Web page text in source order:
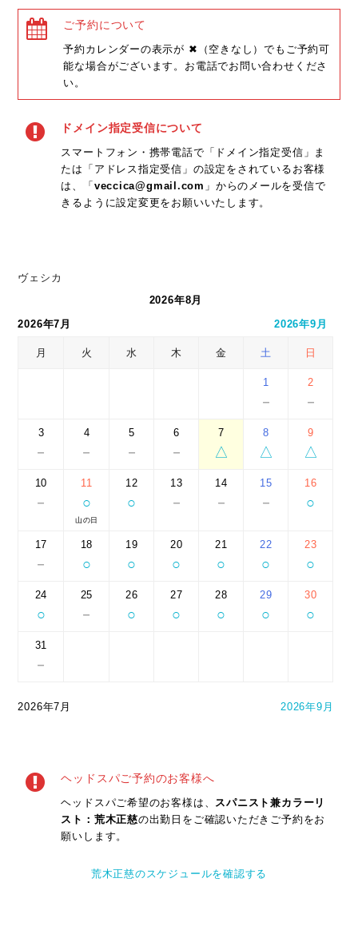
ご予約について
予約カレンダーの表示が ✖（空きなし）でもご予約可
能な場合がございます。お電話でお問い合わせくださ
い。
ドメイン指定受信について
スマートフォン・携帯電話で「ドメイン指定受信」ま
たは「アドレス指定受信」の設定をされているお客様
は、「 veccica@gmail.com 」からのメールを受信で
きるように設定変更をお願いいたします。
ヴェシカ
2026年8月
2026年7月
2026年9月
月 火 水 木 金 土 日
1
－
2
－
3
－
4
－
5
－
6
－
7
△
8
△
9
△
10
－
11
○
山の日
12
○
13
－
14
－
15
－
16
○
17
－
18
○
19
○
20
○
21
○
22
○
23
○
24
○
25
－
26
○
27
○
28
○
29
○
30
○
31
－
2026年7月 2026年9月
ヘッドスパご予約のお客様へ
ヘッドスパご希望のお客様は、
スパニスト兼カラーリ
スト：荒木正慈の出勤日をご確認いただきご予約をお
願いします。
荒木正慈のスケジュールを確認する